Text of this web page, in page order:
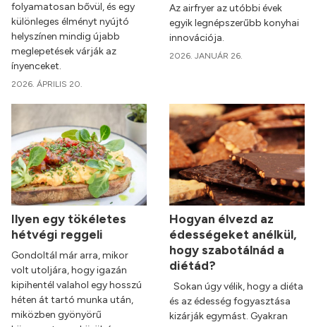
folyamatosan bővül, és egy
különleges élményt nyújtó
helyszínen mindig újabb
meglepetések várják az
ínyenceket.
2026. ÁPRILIS 20.
Az airfryer az utóbbi évek
egyik legnépszerűbb konyhai
innovációja.
2026. JANUÁR 26.
Ilyen egy tökéletes
hétvégi reggeli
Gondoltál már arra, mikor
volt utoljára, hogy igazán
kipihentél valahol egy hosszú
héten át tartó munka után,
miközben gyönyörű
Hogyan élvezd az
édességeket anélkül,
hogy szabotálnád a
diétád?
Sokan úgy vélik, hogy a diéta
és az édesség fogyasztása
kizárják egymást. Gyakran